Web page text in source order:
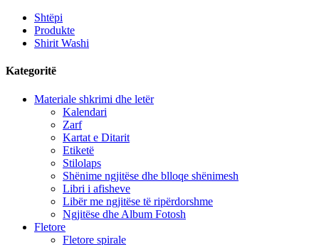
Shtëpi
Produkte
Shirit Washi
Kategoritë
Materiale shkrimi dhe letër
Kalendari
Zarf
Kartat e Ditarit
Etiketë
Stilolaps
Shënime ngjitëse dhe blloqe shënimesh
Libri i afisheve
Libër me ngjitëse të ripërdorshme
Ngjitëse dhe Album Fotosh
Fletore
Fletore spirale